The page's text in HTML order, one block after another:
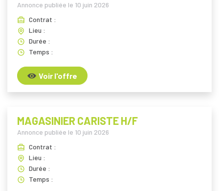
Annonce publiée le 10 juin 2026
Contrat :
Lieu :
Durée :
Temps :
Voir l'offre
MAGASINIER CARISTE H/F
Annonce publiée le 10 juin 2026
Contrat :
Lieu :
Durée :
Temps :